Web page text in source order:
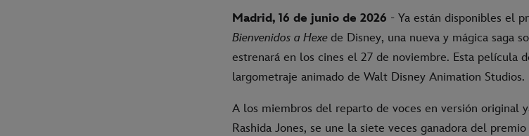
Madrid, 16 de junio de 2026 - Ya están disponibles el
Bienvenidos a Hexe de Disney, una nueva y mágica saga
estrenará en los cines el 27 de noviembre. Esta película
largometraje animado de Walt Disney Animation Studios.
A los miembros del reparto de voces en versión original
Rashida Jones, se une la siete veces ganadora del